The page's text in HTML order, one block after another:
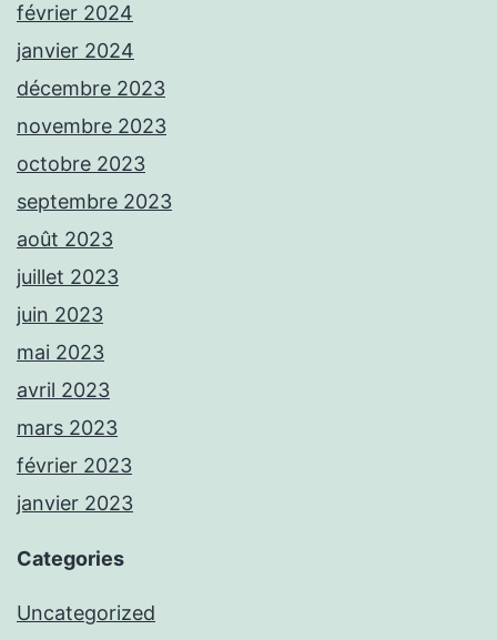
février 2024
janvier 2024
décembre 2023
novembre 2023
octobre 2023
septembre 2023
août 2023
juillet 2023
juin 2023
mai 2023
avril 2023
mars 2023
février 2023
janvier 2023
Categories
Uncategorized